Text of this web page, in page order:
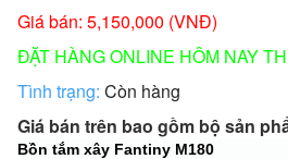
Giá bán: 5,150,000 (VNĐ)
ĐẶT HÀNG ONLINE HÔM NAY
Tình trạng: Còn hàng
Giá bán trên bao gồm bộ sản
Bồn tắm xây Fantiny M180